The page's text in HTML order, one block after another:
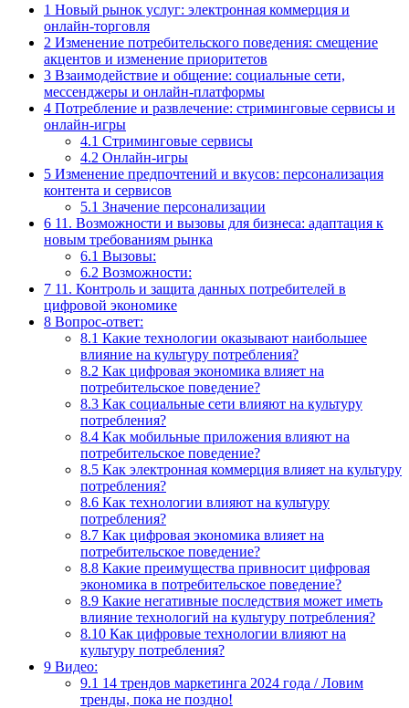
1 Новый рынок услуг: электронная коммерция и
онлайн-торговля
2 Изменение потребительского поведения: смещение
акцентов и изменение приоритетов
3 Взаимодействие и общение: социальные сети,
мессенджеры и онлайн-платформы
4 Потребление и развлечение: стриминговые сервисы и
онлайн-игры
4.1 Стриминговые сервисы
4.2 Онлайн-игры
5 Изменение предпочтений и вкусов: персонализация
контента и сервисов
5.1 Значение персонализации
6 11. Возможности и вызовы для бизнеса: адаптация к
новым требованиям рынка
6.1 Вызовы:
6.2 Возможности:
7 11. Контроль и защита данных потребителей в
цифровой экономике
8 Вопрос-ответ:
8.1 Какие технологии оказывают наибольшее
влияние на культуру потребления?
8.2 Как цифровая экономика влияет на
потребительское поведение?
8.3 Как социальные сети влияют на культуру
потребления?
8.4 Как мобильные приложения влияют на
потребительское поведение?
8.5 Как электронная коммерция влияет на культуру
потребления?
8.6 Как технологии влияют на культуру
потребления?
8.7 Как цифровая экономика влияет на
потребительское поведение?
8.8 Какие преимущества привносит цифровая
экономика в потребительское поведение?
8.9 Какие негативные последствия может иметь
влияние технологий на культуру потребления?
8.10 Как цифровые технологии влияют на
культуру потребления?
9 Видео:
9.1 14 трендов маркетинга 2024 года / Ловим
тренды, пока не поздно!